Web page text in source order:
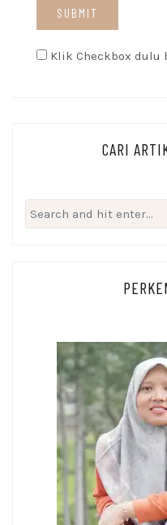
Klik Checkbox dulu
CARI
Search
for: